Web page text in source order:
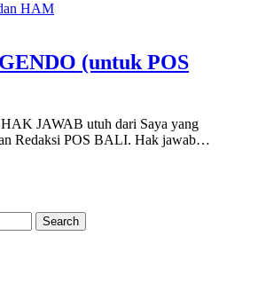
HAM
(untuk POS
JAWAB utuh dari Saya yang
Redaksi POS BALI. Hak jawab…
Search